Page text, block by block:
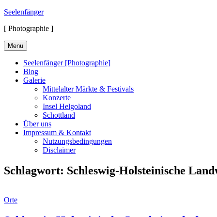
Skip
content
Seelenfänger
[ Photographie ]
Menu
Seelenfänger [Photographie]
Blog
Galerie
Mittelalter Märkte & Festivals
Konzerte
Insel Helgoland
Schottland
Über uns
Impressum & Kontakt
Nutzungsbedingungen
Disclaimer
Schlagwort: Schleswig-Holsteinische
Cat
Orte